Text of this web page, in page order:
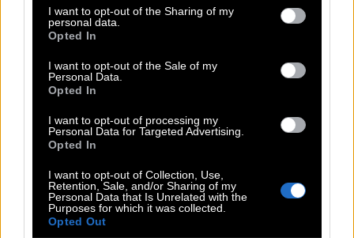
I want to opt-out of the Sharing of my
personal data.
Opted In
I want to opt-out of the Sale of my
Personal Data.
Opted In
I want to opt-out of processing my
Personal Data for Targeted Advertising.
Opted In
I want to opt-out of Collection, Use,
Retention, Sale, and/or Sharing of my
Personal Data that Is Unrelated with the
Purposes for which it was collected.
Opted Out
O A
P
C A
R
Alte Einheit für Luftdruckmessung:
T U
E
So sind Baumstämme ohne Zweige:
S T F